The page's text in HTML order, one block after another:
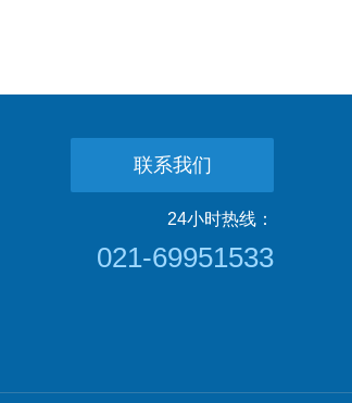
联系我们
24小时热线：
021-69951533